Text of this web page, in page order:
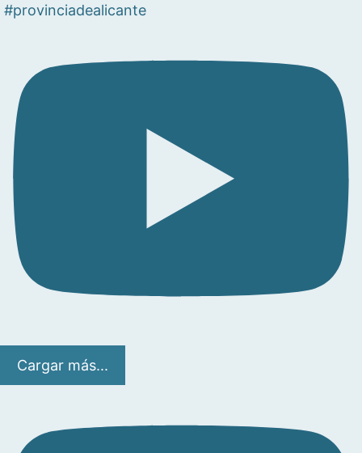
#provinciadealicante
Cargar más...